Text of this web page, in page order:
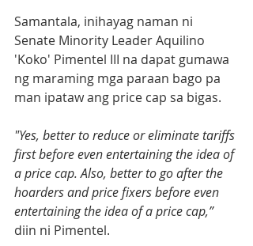
Samantala, inihayag naman ni
Senate Minority Leader Aquilino
'Koko' Pimentel III na dapat gumawa
ng maraming mga paraan bago pa
man ipataw ang price cap sa bigas.
"Yes, better to reduce or eliminate tariffs
first before even entertaining the idea of
a price cap. Also, better to go after the
hoarders and price fixers before even
entertaining the idea of a price cap,”
diin ni Pimentel.